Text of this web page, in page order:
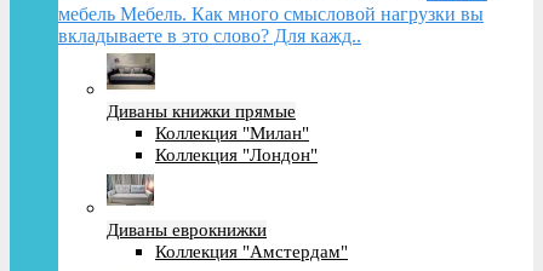
мебель Мебель. Как много смысловой нагрузки вы
вкладываете в это слово? Для кажд..
Диваны книжки прямые
Коллекция "Милан"
Коллекция "Лондон"
Диваны еврокнижки
Коллекция "Амстердам"